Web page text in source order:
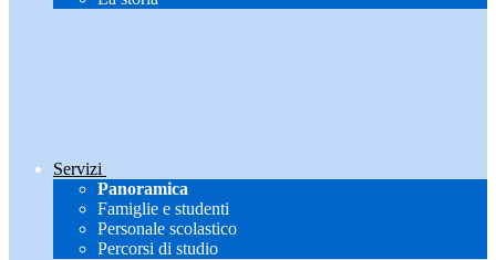
Servizi
Panoramica
Famiglie e studenti
Personale scolastico
Percorsi di studio